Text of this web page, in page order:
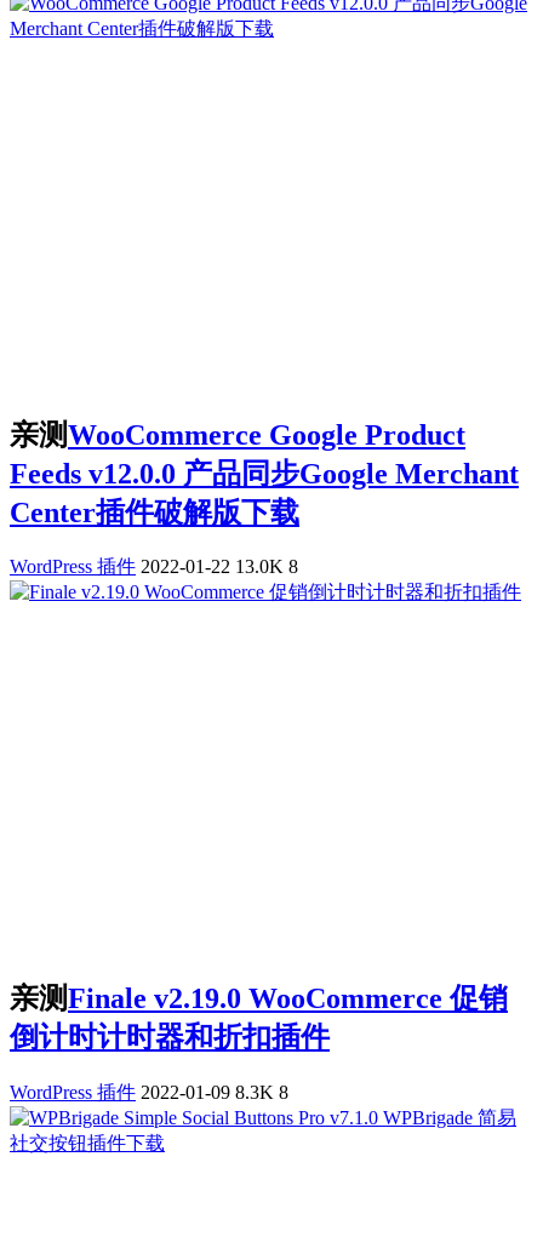
亲测WooCommerce Google Product
Feeds v12.0.0 产品同步Google Merchant
Center插件破解版下载
WordPress 插件 2022-01-22 13.0K 8
亲测Finale v2.19.0 WooCommerce 促销
倒计时计时器和折扣插件
WordPress 插件 2022-01-09 8.3K 8